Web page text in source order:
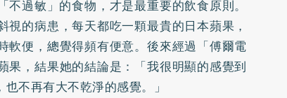
過敏」的食物，才是最重要的飲食原則。
的病患，每天都吃一顆最貴的日本蘋果，
軟便，總覺得頻有便意。後來經過「傅爾電
果，結果她的結論是：「我很明顯的感覺到
不再有大不乾淨的感覺。」